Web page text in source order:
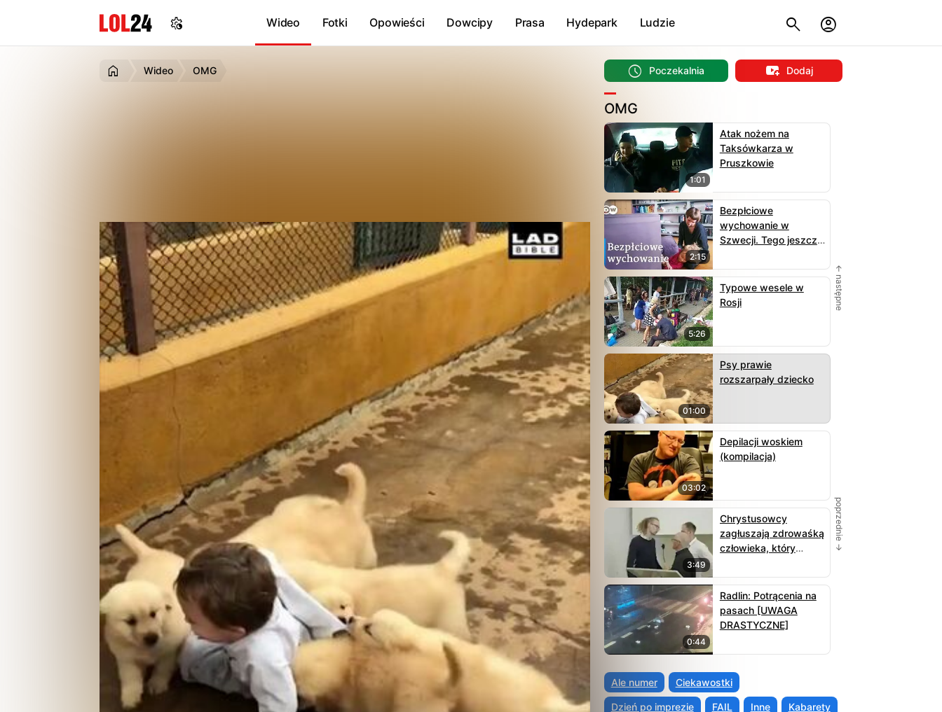
Wideo Fotki Opowieści Dowcipy Prasa Hydepark Ludzie
Wideo OMG Poczekalnia Dodaj
OMG
1:01
Atak nożem na
Taksówkarza w
Pruszkowie
2:15
Bezpłciowe
wychowanie w
Szwecji. Tego jeszcze
5:26
Typowe wesele w
Rosji
01:00
Psy prawie
rozszarpały dziecko
03:02
Depilacji woskiem
(kompilacja)
3:49
Chrystusowcy
zagłuszają zdrowaśką
człowieka, który
grzechy
0:44
Radlin: Potrącenia na
pasach [UWAGA
DRASTYCZNE]
← następne
poprzednie →
Ale numer Ciekawostki
Dzień po imprezie FAIL Inne Kabarety